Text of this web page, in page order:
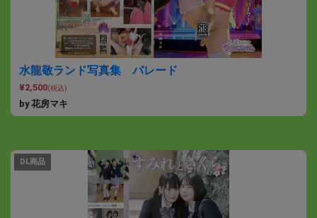
水龍敬ランド写真集 パレード
¥2,500(税込)
by 花房マキ
DL商品